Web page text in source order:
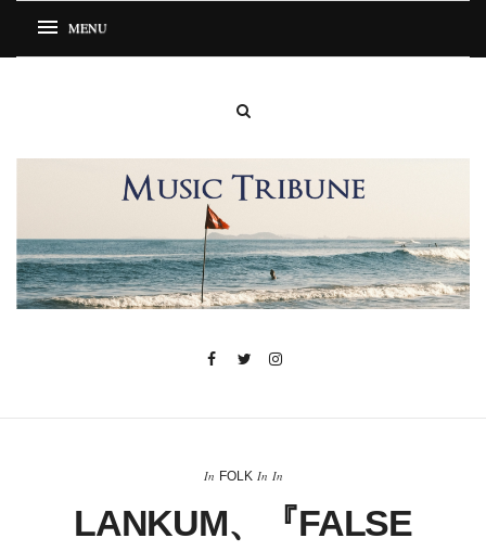
In FOLK In In
LANKUM、『FALSE